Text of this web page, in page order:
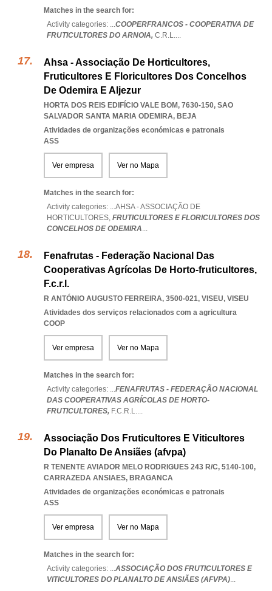
Matches in the search for:
Activity categories: ...COOPERFRANCOS - COOPERATIVA DE
FRUTICULTORES DO ARNOIA, C.R.L....
Ahsa - Associação De Horticultores,
Fruticultores E Floricultores Dos Concelhos
De Odemira E Aljezur
HORTA DOS REIS EDIFÍCIO VALE BOM, 7630-150, SAO
SALVADOR SANTA MARIA ODEMIRA, BEJA
Atividades de organizações económicas e patronais
ASS
Ver empresa Ver no Mapa
Matches in the search for:
Activity categories: ...AHSA - ASSOCIAÇÃO DE
HORTICULTORES, FRUTICULTORES E FLORICULTORES DOS
CONCELHOS DE ODEMIRA...
Fenafrutas - Federação Nacional Das
Cooperativas Agrícolas De Horto-fruticultores,
F.c.r.l.
R ANTÓNIO AUGUSTO FERREIRA, 3500-021, VISEU, VISEU
Atividades dos serviços relacionados com a agricultura
COOP
Ver empresa Ver no Mapa
Matches in the search for:
Activity categories: ...FENAFRUTAS - FEDERAÇÃO NACIONAL
DAS COOPERATIVAS AGRÍCOLAS DE HORTO-
FRUTICULTORES, F.C.R.L....
Associação Dos Fruticultores E Viticultores
Do Planalto De Ansiães (afvpa)
R TENENTE AVIADOR MELO RODRIGUES 243 R/C, 5140-100,
CARRAZEDA ANSIAES, BRAGANCA
Atividades de organizações económicas e patronais
ASS
Ver empresa Ver no Mapa
Matches in the search for:
Activity categories: ...ASSOCIAÇÃO DOS FRUTICULTORES E
VITICULTORES DO PLANALTO DE ANSIÃES (AFVPA)...